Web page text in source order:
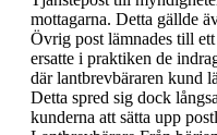
mottagarna. Detta gällde
Övrig post lämnades till ett
ersatte i praktiken de
där lantbrevbäraren kund
Detta spred sig dock
kunderna att sätta upp